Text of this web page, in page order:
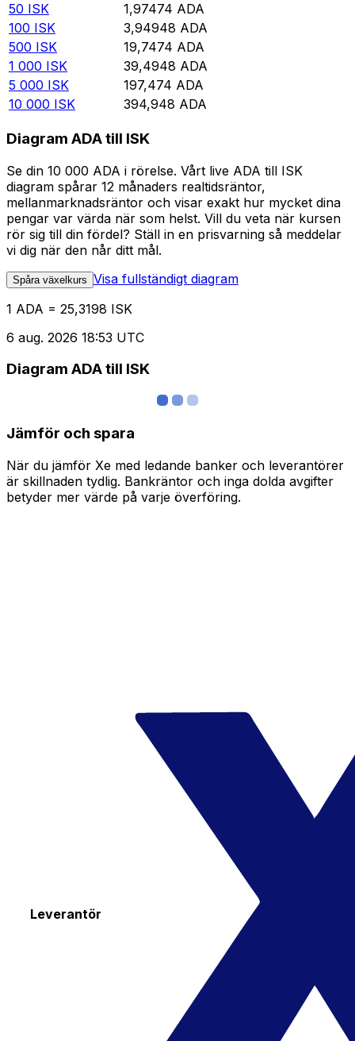
50 ISK 1,97474 ADA
100 ISK 3,94948 ADA
500 ISK 19,7474 ADA
1 000 ISK 39,4948 ADA
5 000 ISK 197,474 ADA
10 000 ISK 394,948 ADA
Diagram ADA till ISK
Se din 10 000 ADA i rörelse. Vårt live ADA till ISK
diagram spårar 12 månaders realtidsräntor,
mellanmarknadsräntor och visar exakt hur mycket dina
pengar var värda när som helst. Vill du veta när kursen
rör sig till din fördel? Ställ in en prisvarning så meddelar
vi dig när den når ditt mål.
Spåra växelkurs Visa fullständigt diagram
1 ADA = 25,3198 ISK
6 aug. 2026 18:53 UTC
Diagram ADA till ISK
Jämför och spara
När du jämför Xe med ledande banker och leverantörer
är skillnaden tydlig. Bankräntor och inga dolda avgifter
betyder mer värde på varje överföring.
Leverantör